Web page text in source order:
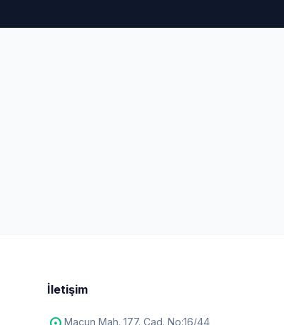
İletişim
Macun Mah. 177. Cad. No:16/44